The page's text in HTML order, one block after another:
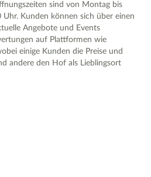
sind von Montag bis
Kunden können sich über einen
Angebote und Events
auf Plattformen wie
einige Kunden die Preise und
andere den Hof als Lieblingsort